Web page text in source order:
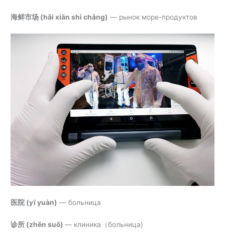
海鲜市场 (hǎi xiān shì chǎng) — рынок море-продуктов
医院 (yī yuàn) — больница
诊所 (zhěn suǒ)— клиника（больница)